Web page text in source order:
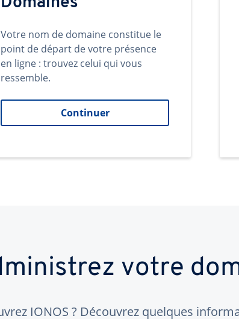
Votre nom de domaine constitue le
point de départ de votre présence
en ligne : trouvez celui qui vous
ressemble.
Continuer
votre
IONOS ? Découvrez quelques